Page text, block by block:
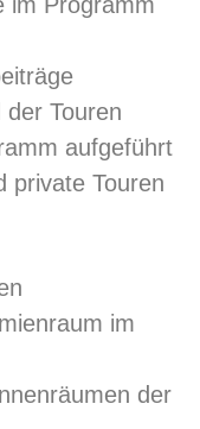
Touren
aufgeführt
private Touren
im
der